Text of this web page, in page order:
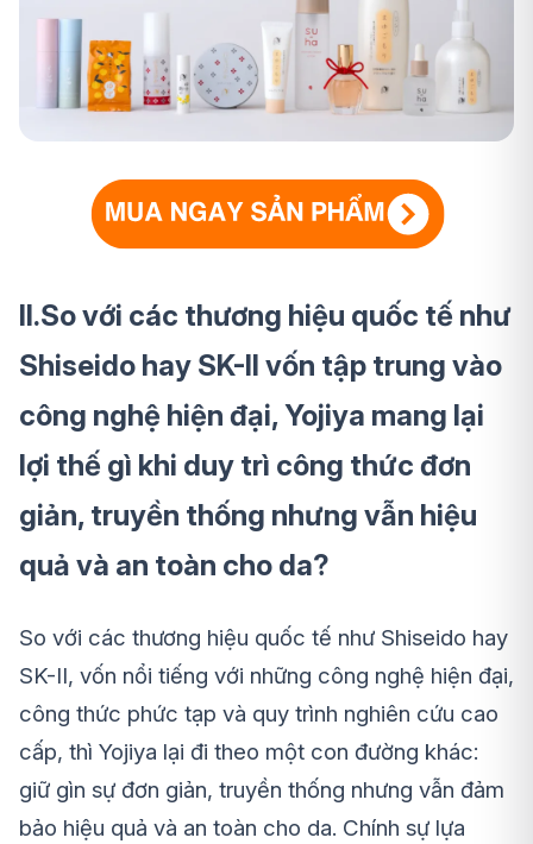
II.So với các thương hiệu quốc tế như
Shiseido hay SK-II vốn tập trung vào
công nghệ hiện đại, Yojiya mang lại
lợi thế gì khi duy trì công thức đơn
giản, truyền thống nhưng vẫn hiệu
quả và an toàn cho da?
So với các thương hiệu quốc tế như Shiseido hay
SK-II, vốn nổi tiếng với những công nghệ hiện đại,
công thức phức tạp và quy trình nghiên cứu cao
cấp, thì Yojiya lại đi theo một con đường khác:
giữ gìn sự đơn giản, truyền thống nhưng vẫn đảm
bảo hiệu quả và an toàn cho da. Chính sự lựa